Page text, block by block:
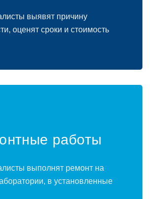
выявят причину
оценят сроки и стоимость
работы
выполнят ремонт на
в установленные